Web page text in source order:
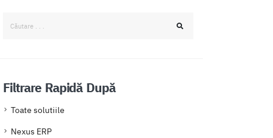
Filtrare Rapidă După
Toate solutiile
Nexus ERP